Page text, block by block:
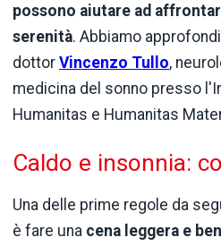
possono aiutare ad
serenità. Abbiamo
dottor Vincenzo Tullo,
medicina del sonno presso
Humanitas e Humanitas
Caldo e insonnia:
Una delle prime regole da
è fare una cena leggera e